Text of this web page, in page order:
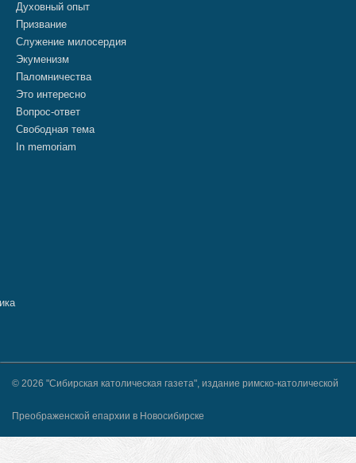
Духовный опыт
Призвание
Служение милосердия
Экуменизм
Паломничества
Это интересно
Вопрос-ответ
Свободная тема
In memoriam
© 2026 "Сибирская католическая газета", издание римско-католической
Преображенской епархии в Новосибирске